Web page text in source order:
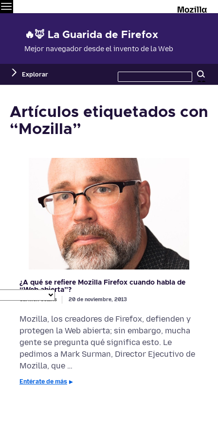
🔥🦊 La Guarida de Firefox
Mejor navegador desde el invento de la Web
Explorar
en
este
sitio
Artículos etiquetados con
“Mozilla”
¿A qué se refiere Mozilla Firefox cuando habla de
“Web abierta”?
Carmen Collins 20 de noviembre, 2013
Mozilla, los creadores de Firefox, defienden y
protegen la Web abierta; sin embargo, mucha
gente se pregunta qué significa esto. Le
pedimos a Mark Surman, Director Ejecutivo de
Mozilla, que …
Entérate de más